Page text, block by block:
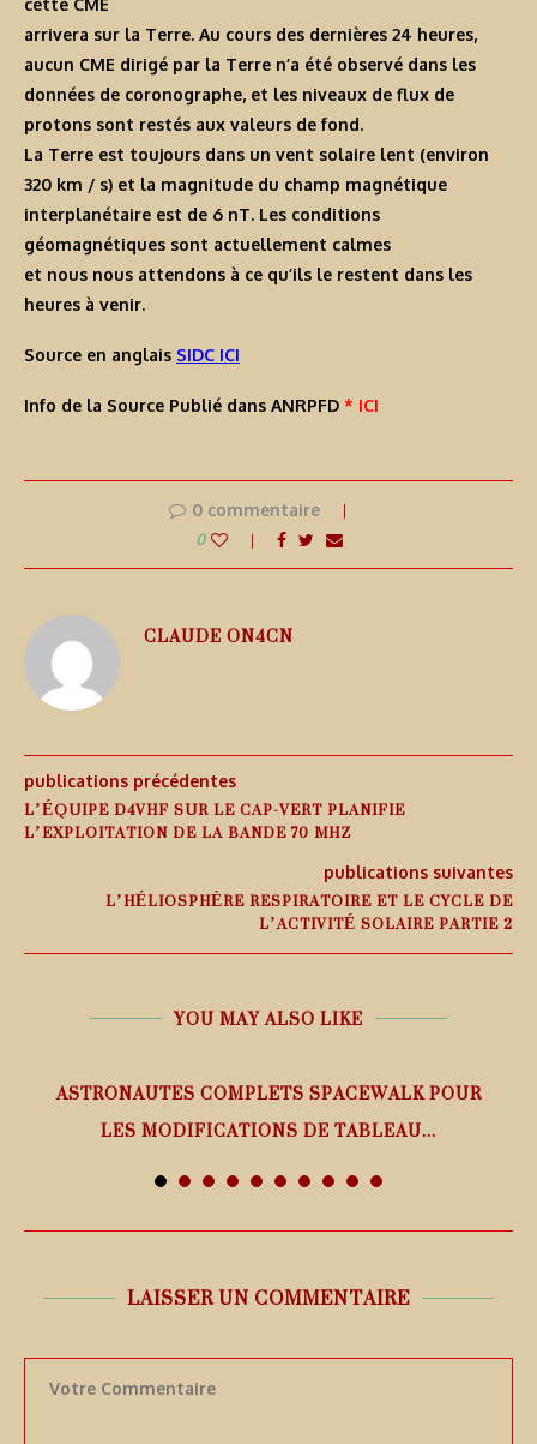
cette CME
arrivera sur la Terre. Au cours des dernières 24 heures,
aucun CME dirigé par la Terre n’a été observé dans les
données de coronographe, et les niveaux de flux de
protons sont restés aux valeurs de fond.
La Terre est toujours dans un vent solaire lent (environ
320 km / s) et la magnitude du champ magnétique
interplanétaire est de 6 nT. Les conditions
géomagnétiques sont actuellement calmes
et nous nous attendons à ce qu’ils le restent dans les
heures à venir.
Source en anglais SIDC ICI
Info de la Source Publié dans ANRPFD * ICI
0 commentaire
0
CLAUDE ON4CN
publications précédentes
L’ÉQUIPE D4VHF SUR LE CAP-VERT PLANIFIE
L’EXPLOITATION DE LA BANDE 70 MHZ
publications suivantes
L’HÉLIOSPHÈRE RESPIRATOIRE ET LE CYCLE DE
L’ACTIVITÉ SOLAIRE PARTIE 2
YOU MAY ALSO LIKE
ASTRONAUTES COMPLETS SPACEWALK POUR
LES MODIFICATIONS DE TABLEAU...
LAISSER UN COMMENTAIRE